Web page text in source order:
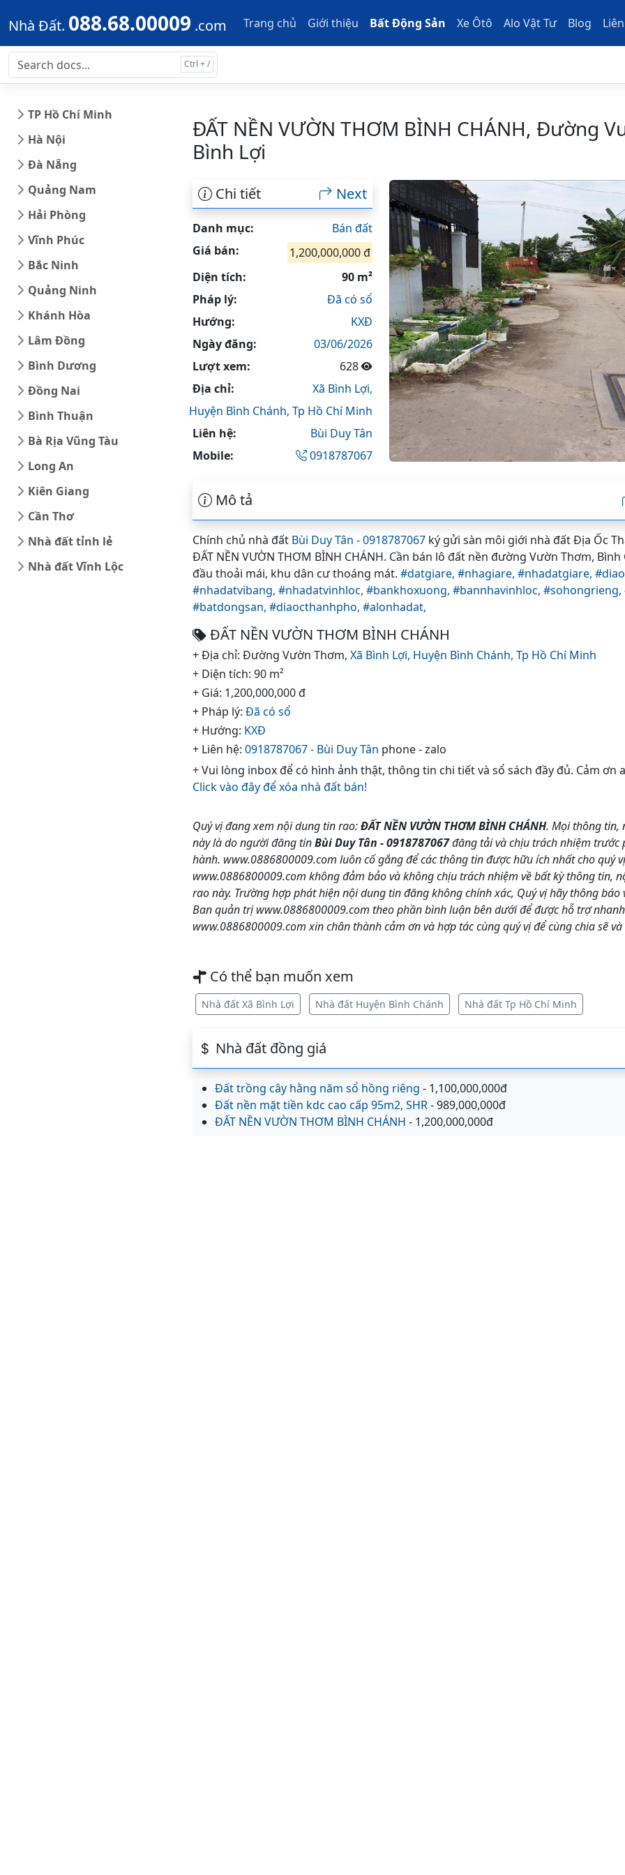
Skip to main content Skip to docs navigation
Nhà Đất. 088.68.00009 .com Trang chủ Giới thiệu Bất Động Sản Xe Ôtô Alo Vật Tư Blog
TP Hồ Chí Minh
Hà Nội
Đà Nẵng
Quảng Nam
Hải Phòng
Vĩnh Phúc
Bắc Ninh
Quảng Ninh
Khánh Hòa
Lâm Đồng
Bình Dương
Đồng Nai
Bình Thuận
Bà Rịa Vũng Tàu
Long An
Kiên Giang
Cần Thơ
Nhà đất tỉnh lẻ
Nhà đất Vĩnh Lộc
ĐẤT NỀN VƯỜN THƠM BÌNH CHÁNH, Đường
Bình Lợi
Chi tiết Next
Danh mục:
Bán đất
Giá bán:
1,200,000,000 đ
Diện tích:
90 m²
Pháp lý:
Đã có sổ
Hướng:
KXĐ
Ngày đăng:
03/06/2026
Lượt xem:
628
Địa chỉ:
Xã Bình Lợi,
Huyện Bình Chánh, Tp Hồ Chí Minh
Liên hệ:
Bùi Duy Tân
Mobile:
0918787067
Mô tả
Chính chủ nhà đất Bùi Duy Tân - 0918787067 ký gửi sàn môi giới nhà đất Địa Ốc
ĐẤT NỀN VƯỜN THƠM BÌNH CHÁNH. Cần bán lô đất nền đường Vườn Thơm,
đầu thoải mái, khu dân cư thoáng mát. #datgiare, #nhagiare, #nhadatgiare,
#nhadatvibang, #nhadatvinhloc, #bankhoxuong, #bannhavinhloc, #sohongrieng,
#batdongsan, #diaocthanhpho, #alonhadat,
ĐẤT NỀN VƯỜN THƠM BÌNH CHÁNH
+ Địa chỉ: Đường Vườn Thơm, Xã Bình Lợi, Huyện Bình Chánh, Tp Hồ Chí Minh
+ Diện tích: 90 m²
+ Giá: 1,200,000,000 đ
+ Pháp lý: Đã có sổ
+ Hướng: KXĐ
+ Liên hệ: 0918787067 - Bùi Duy Tân phone - zalo
+ Vui lòng inbox để có hình ảnh thật, thông tin chi tiết và sổ sách đầy đủ. Cảm ơn
Click vào đây để xóa nhà đất bán!
Quý vị đang xem nội dung tin rao:ĐẤT NỀN VƯỜN THƠM BÌNH CHÁNH. Mọi thông tin,
này là do người đăng tinBùi Duy Tân - 0918787067đăng tải và chịu trách nhiệm trước
hành. www.0886800009.com luôn cố gắng để các thông tin được hữu ích nhất cho quý
www.0886800009.com không đảm bảo và không chịu trách nhiệm về bất kỳ thông tin,
rao này. Trường hợp phát hiện nội dung tin đăng không chính xác, Quý vị hãy thông
Ban quản trị www.0886800009.com theo phần bình luận bên dưới để được hỗ trợ
www.0886800009.com xin chân thành cảm ơn và hợp tác cùng quý vị để cùng chia sẽ
Có thể bạn muốn xem
Nhà đất Xã Bình Lợi Nhà đất Huyện Bình Chánh Nhà đất Tp Hồ Chí Minh
Nhà đất đồng giá
Đất trồng cây hằng năm sổ hồng riêng - 1,100,000,000đ
Đất nền mặt tiền kdc cao cấp 95m2, SHR- 989,000,000đ
ĐẤT NỀN VƯỜN THƠM BÌNH CHÁNH - 1,200,000,000đ